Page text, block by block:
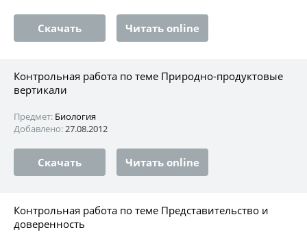
Скачать Читать online
Контрольная работа по теме Природно-продуктовые
вертикали
Предмет: Биология
Добавлено:27.08.2012
Скачать Читать online
Контрольная работа по теме Представительство и
доверенность